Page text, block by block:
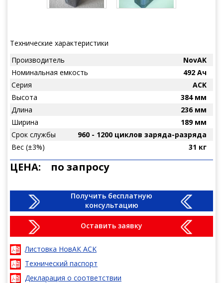
Технические характеристики
Производитель
NovAK
Номинальная емкость
492 Ач
Серия
ACK
Высота
384 мм
Длина
236 мм
Ширина
189 мм
Срок службы
960 - 1200 циклов заряда-разряда
Вес (±3%)
31 кг
ЦЕНА: по запросу
Получить бесплатную
консультацию
Оставить заявку
Листовка НовАК ACK
Технический паспорт
Декларация о соответствии